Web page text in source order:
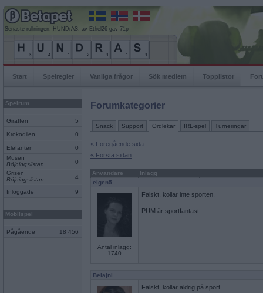
Senaste rullningen, HUNDrAS, av Ethel26 gav 71p
Start Spelregler Vanliga frågor Sök medlem Topplistor
Spelrum
Giraffen 5
Krokodilen 0
Elefanten
0
Musen
Böjningslistan
0
Grisen
Böjningslistan
4
Inloggade 9
Mobilspel
Pågående 18 456
Forumkategorier
Snack Support Ordlekar IRL-spel Turneringar
« Föregående sida
« Första sidan
Användare
Inlägg
elgen5
Antal inlägg:
1740
Falskt, kollar inte sporten.
PUM är sportfantast.
Belajni
Falskt, kollar aldrig på sport